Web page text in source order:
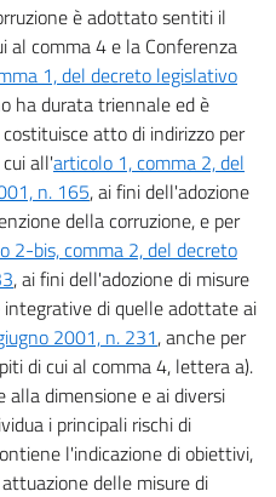
è adottato sentiti il
al comma 4 e la Conferenza
1, del decreto legislativo
ha durata triennale ed è
atto di indirizzo per
all'articolo 1, comma 2, del
n. 165, ai fini dell'adozione
della corruzione, e per
2-bis, comma 2, del decreto
, ai fini dell'adozione di misure
di quelle adottate ai
2001, n. 231, anche per
di cui al comma 4, lettera a).
alla dimensione e ai diversi
i principali rischi di
l'indicazione di obiettivi,
delle misure di